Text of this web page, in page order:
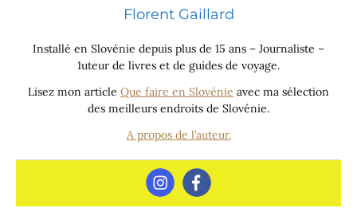
Florent Gaillard
Installé en Slovénie depuis plus de 15 ans – Journaliste –
1uteur de livres et de guides de voyage.
Lisez mon article Que faire en Slovénie avec ma sélection
des meilleurs endroits de Slovénie.
A propos de l’auteur.